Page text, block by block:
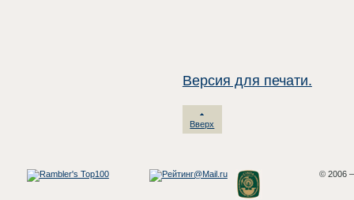
Версия для печати.
Вверх
© 2006